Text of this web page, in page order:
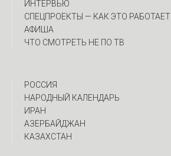
ИНТЕРВЬЮ
CПЕЦПРОЕКТЫ — КАК ЭТО РАБОТАЕТ
АФИША
ЧТО СМОТРЕТЬ НЕ ПО ТВ
РОССИЯ
НАРОДНЫЙ КАЛЕНДАРЬ
ИРАН
АЗЕРБАЙДЖАН
КАЗАХСТАН